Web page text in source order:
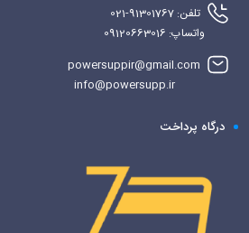
تلفن: 91301767-021
واتساپ: 09120663016
powersuppir@gmail.com
info@powersupp.ir
درگاه پرداخت